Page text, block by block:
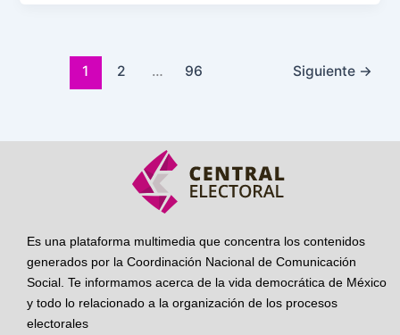
1 2 … 96 Siguiente →
Es una plataforma multimedia que concentra los contenidos
generados por la Coordinación Nacional de Comunicación
Social. Te informamos acerca de la vida democrática de México
y todo lo relacionado a la organización de los procesos
electorales